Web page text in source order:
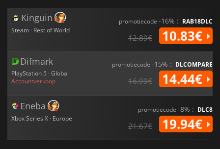
Kinguin
Steam · Rest of World
promotiecode -16% : RAB18DLC
12.89€ 10.83€
Difmark
PlayStation 5 · Global
Accountverkoop
promotiecode -15% : DLCOMPARE
16.99€ 14.44€
Eneba
Xbox Series X · Europe
promotiecode -8% : DLC8
21.67€ 19.94€